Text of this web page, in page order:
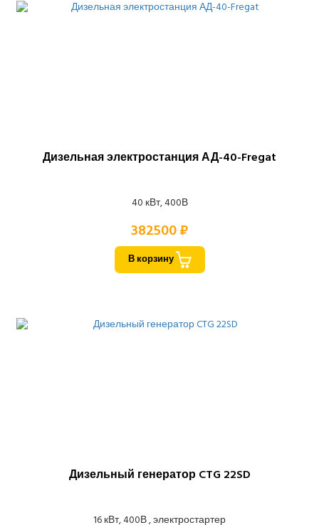
Дизельная электростанция АД-40-Fregat
40 кВт, 400В
382500 ₽
В корзину
Дизельный генератор CTG 22SD
16 кВт, 400В , электростартер